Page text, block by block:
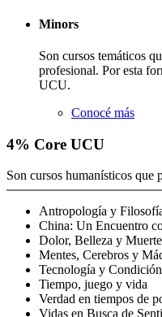
Minors
Son cursos temáticos
profesional. Por esta
UCU.
Conocé más
4% Core UCU
Son cursos humanísticos que
Antropología y
China: Un Encuentro
Dolor, Belleza y Muerte
Mentes, Cerebros y
Tecnología y
Tiempo, juego y vida
Verdad en tiempos de
Vidas en Busca de